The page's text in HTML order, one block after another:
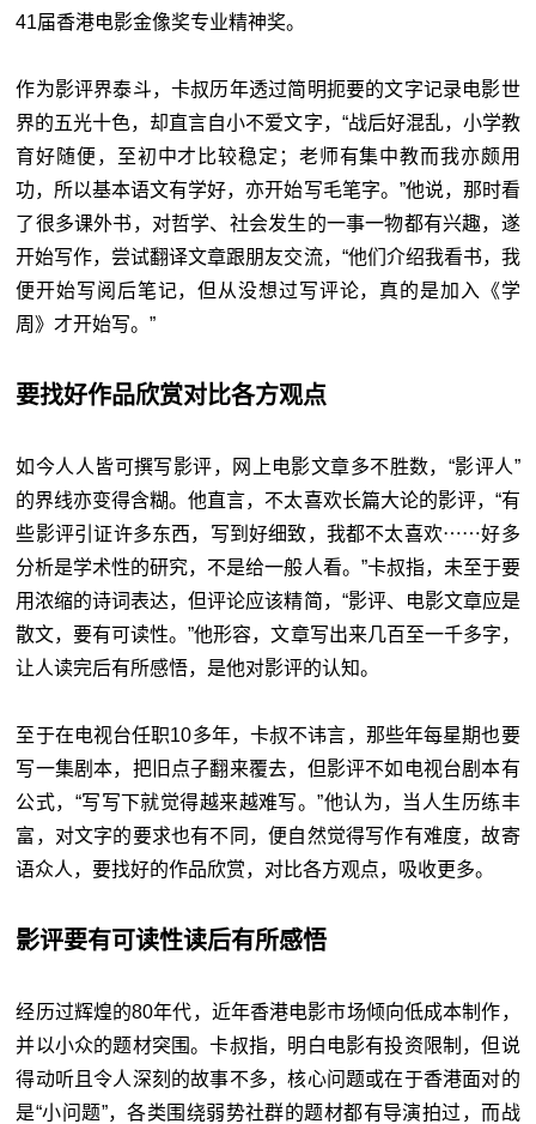
41届香港电影金像奖专业精神奖。
作为影评界泰斗，卡叔历年透过简明扼要的文字记录电影世
界的五光十色，却直言自小不爱文字，“战后好混乱，小学教
育好随便，至初中才比较稳定；老师有集中教而我亦颇用
功，所以基本语文有学好，亦开始写毛笔字。”他说，那时看
了很多课外书，对哲学、社会发生的一事一物都有兴趣，遂
开始写作，尝试翻译文章跟朋友交流，“他们介绍我看书，我
便开始写阅后笔记，但从没想过写评论，真的是加入《学
周》才开始写。”
要找好作品欣赏对比各方观点
如今人人皆可撰写影评，网上电影文章多不胜数，“影评人”
的界线亦变得含糊。他直言，不太喜欢长篇大论的影评，“有
些影评引证许多东西，写到好细致，我都不太喜欢⋯⋯好多
分析是学术性的研究，不是给一般人看。”卡叔指，未至于要
用浓缩的诗词表达，但评论应该精简，“影评、电影文章应是
散文，要有可读性。”他形容，文章写出来几百至一千多字，
让人读完后有所感悟，是他对影评的认知。
至于在电视台任职10多年，卡叔不讳言，那些年每星期也要
写一集剧本，把旧点子翻来覆去，但影评不如电视台剧本有
公式，“写写下就觉得越来越难写。”他认为，当人生历练丰
富，对文字的要求也有不同，便自然觉得写作有难度，故寄
语众人，要找好的作品欣赏，对比各方观点，吸收更多。
影评要有可读性读后有所感悟
经历过辉煌的80年代，近年香港电影市场倾向低成本制作，
并以小众的题材突围。卡叔指，明白电影有投资限制，但说
得动听且令人深刻的故事不多，核心问题或在于香港面对的
是“小问题”，各类围绕弱势社群的题材都有导演拍过，而战